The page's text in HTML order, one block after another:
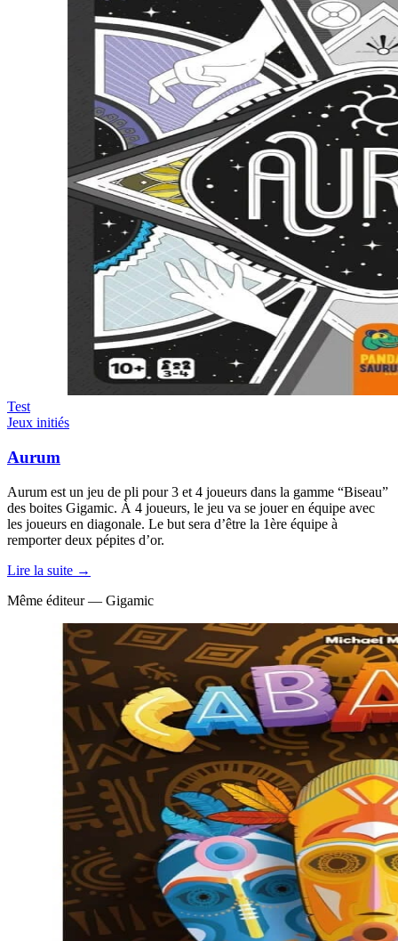
Test
Jeux initiés
Aurum
Aurum est un jeu de pli pour 3 et 4 joueurs dans la gamme “Biseau”
des boites Gigamic. À 4 joueurs, le jeu va se jouer en équipe avec
les joueurs en diagonale. Le but sera d’être la 1ère équipe à
remporter deux pépites d’or.
Lire la suite →
Même éditeur — Gigamic